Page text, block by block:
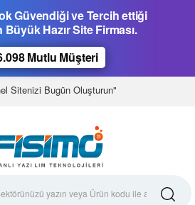
Güvendiği ve Tercih ettiği
Hazır Site Firması.
Mutlu Müşteri
Sitenizi Bugün Oluşturun"